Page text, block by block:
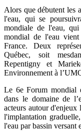
Alors que débutent les
l'eau, qui se
mondiale de l'eau,
mondial de l'eau
France. Deux
Québec, soit
Repentigny et
Environnement à
Le 6e Forum mondial
dans le domaine de
acteurs autour
l'implantation
l'eau par bassin versant